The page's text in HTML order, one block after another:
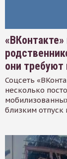
они требуют
Соцсеть
несколько
близким